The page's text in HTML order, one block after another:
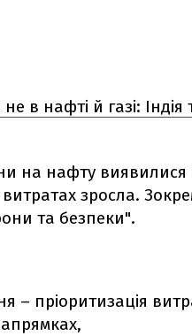
в нафті й газі: Індія
на нафту виявилися
зросла.
та безпеки".
– пріоритизація